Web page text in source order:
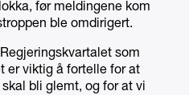
før meldingene kom
ble omdirigert.
som
er viktig å fortelle for at
bli glemt, og for at vi